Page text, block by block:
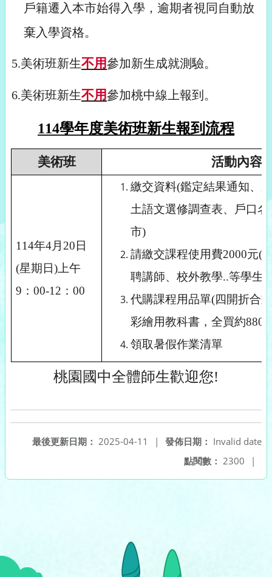
戶籍遷入本市始得入學，逾期者視同自動放
棄入學資格。
5.美術班新生不用參加新生成就測驗。
6.美術班新生不用參加桃中線上報到。
114學年度美術班新生報到流程
美術班 活動內容
114年4月20日
(星期日)上午
9：00-12：00
繳交資料(鑑定結果通知、
土語文選修調查表、戶口
市)
請繳交課程使用費2000元(
聘講師、校外教學..等學生
代購課程用品單(四開折合
彩繪用教科書，全買約880
領取暑假作業清單
桃園國中全體師生歡迎您!
發佈日期： Invalid date
最後更新日期： 2025-04-11
|
點閱數： 2300 |